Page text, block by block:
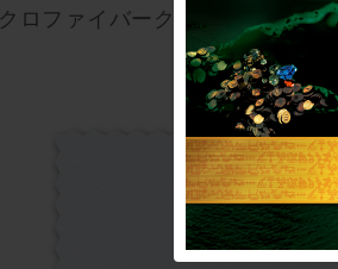
クロファイバークロス】 をプレ